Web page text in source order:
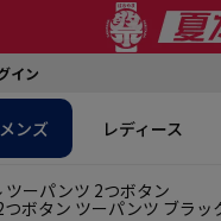
イン
メンズ レディース
ツーパンツ 2つボタン
つボタン ツーパンツ ブラ